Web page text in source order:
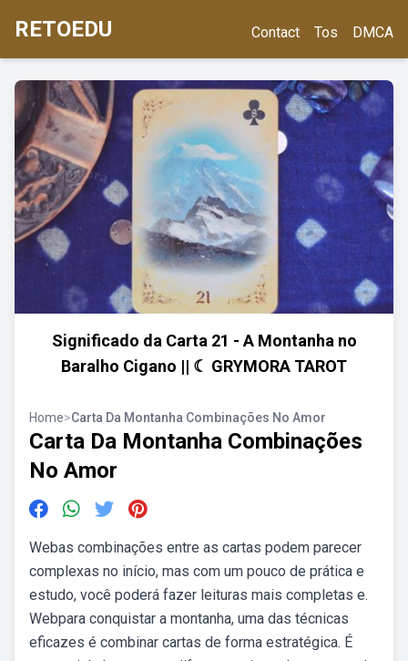
RETOEDU Contact Tos DMCA
Significado da Carta 21 - A Montanha no
Baralho Cigano || ☾ GRYMORA TAROT
Home>Carta Da Montanha Combinações No Amor
Carta Da Montanha Combinações
No Amor
Webas combinações entre as cartas podem parecer
complexas no início, mas com um pouco de prática e
estudo, você poderá fazer leituras mais completas e.
Webpara conquistar a montanha, uma das técnicas
eficazes é combinar cartas de forma estratégica. É